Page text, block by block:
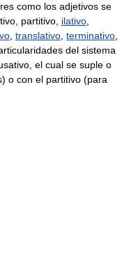
como los adjetivos se
partitivo, ilativo
translativo terminativo
del sistema
el cual se suple o
o con el partitivo (para